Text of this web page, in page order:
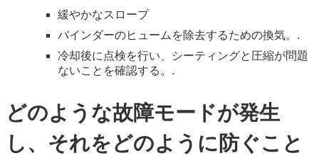
緩やかなスロープ
バインダーのヒュームを除去するための換気。.
冷却後に点検を行い、シーティングと圧縮が問題
ないことを確認する。.
どのような故障モードが発生
し、それをどのように防ぐこと